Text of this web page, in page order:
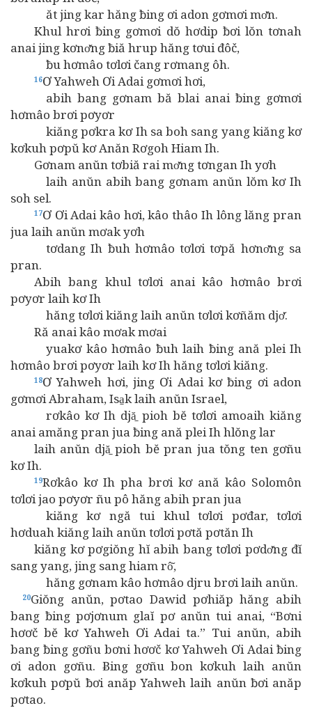
ăt jing kar hăng ƀing ơi adon gơmơi mơ̆n.
Khul hrơi ƀing gơmơi dŏ hơdip ƀơi lŏn tơnah
anai jing kơnơ̆ng ƀiă hrup hăng tơui đôč,
ƀu hơmâo tơlơi čang rơmang ôh.
16Ơ Yahweh Ơi Adai gơmơi hơi,
abih bang gơnam bă blai anai ƀing gơmơi
hơmâo brơi pơyơr
kiăng pơkra kơ Ih sa boh sang yang kiăng kơ
kơkuh pơpŭ kơ Anăn Rơgoh Hiam Ih.
Gơnam anŭn tơbiă rai mơ̆ng tơngan Ih yơh
laih anŭn abih bang gơnam anŭn lŏm kơ Ih
soh sel.
17Ơ Ơi Adai kâo hơi, kâo thâo Ih lông lăng pran
jua laih anŭn mơak yơh
tơdang Ih ƀuh hơmâo tơlơi tơpă hơnơ̆ng sa
pran.
Abih bang khul tơlơi anai kâo hơmâo brơi
pơyơr laih kơ Ih
hăng tơlơi kiăng laih anŭn tơlơi kơñăm djơ̆.
Ră anai kâo mơak mơai
yuakơ kâo hơmâo ƀuh laih ƀing ană plei Ih
hơmâo brơi pơyơr laih kơ Ih hăng tơlơi kiăng.
18Ơ Yahweh hơi, jing Ơi Adai kơ ƀing ơi adon
gơmơi Abraham, Isa̱k laih anŭn Israel,
rơkâo kơ Ih djă̱ pioh bĕ tơlơi amoaih kiăng
anai amăng pran jua ƀing ană plei Ih hlŏng lar
laih anŭn djă̱ pioh bĕ pran jua tŏng ten gơñu
kơ Ih.
19Rơkâo kơ Ih pha brơi kơ ană kâo Solomôn
tơlơi jao pơyơr ñu pô hăng abih pran jua
kiăng kơ ngă tui khul tơlơi pơđar, tơlơi
hơduah kiăng laih anŭn tơlơi pơtă pơtăn Ih
kiăng kơ pơgiŏng hĭ abih bang tơlơi pơdơ̆ng đĭ
sang yang, jing sang hiam rô̆,
hăng gơnam kâo hơmâo djru brơi laih anŭn.
20Giŏng anŭn, pơtao Dawid pơhiăp hăng abih
bang ƀing pơjơnum glaĭ pơ anŭn tui anai, “Bơni
hơơč bĕ kơ Yahweh Ơi Adai ta.” Tui anŭn, abih
bang ƀing gơñu bơni hơơč kơ Yahweh Ơi Adai ƀing
ơi adon gơñu. Ƀing gơñu bon kơkuh laih anŭn
kơkuh pơpŭ ƀơi anăp Yahweh laih anŭn ƀơi anăp
pơtao.